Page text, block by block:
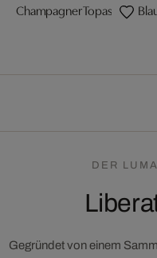
Champagner Topas
DER
Gegründet von einem